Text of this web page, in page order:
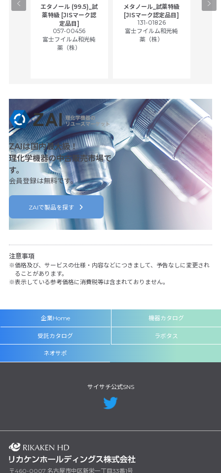
エタノール (99.5)_試
薬特級 [JISマーク認
定品目]
057-00456
富士フイルム和光純
薬（株）
メタノール_試薬特級
[JISマーク認定品目]
131-01826
富士フイルム和光純
薬（株）
ア
ZAIは国内最大級！
理化学機器の中古販売市場で
す。
会員登録は無料です。
ZAIで製品を探す
注意事項
価格及び、サービスの仕様・内容などにつきまして、予告なしに変更され
ることがあります。
表示している参考価格に消費税等は含まれておりません。
企業Home 機器カタログ
受託カタログ ラボタス
ネオサポ
サイサチ公式SNS
〒460-0007 名古屋市中区新栄一丁目33番1号